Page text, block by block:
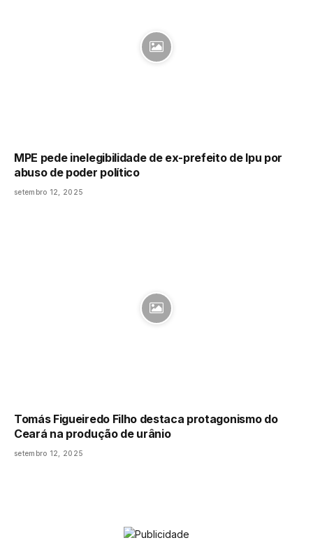
MPE pede inelegibilidade de ex-prefeito de Ipu por
abuso de poder político
setembro 12, 2025
Tomás Figueiredo Filho destaca protagonismo do
Ceará na produção de urânio
setembro 12, 2025